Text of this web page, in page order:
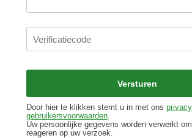
Door hier te klikken stemt u in met ons
gebruikersvoorwaarden.
Uw persoonlijke gegevens worden verwerkt
reageren op uw verzoek.